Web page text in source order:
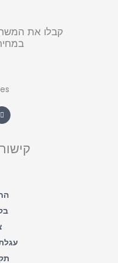
קבלו את
c